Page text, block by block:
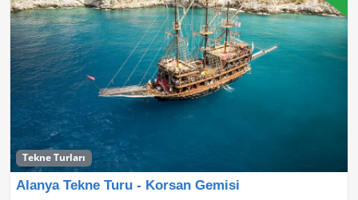
Tekne Turları
Alanya Tekne Turu - Korsan Gemisi